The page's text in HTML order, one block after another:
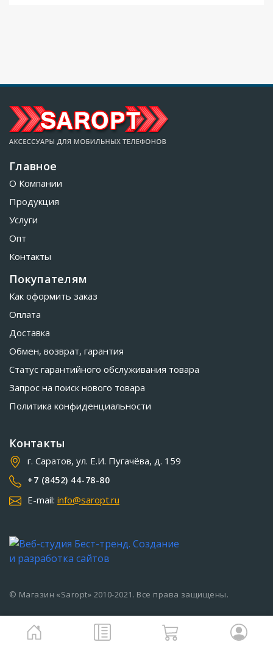
Главное
О Компании
Продукция
Услуги
Опт
Контакты
Покупателям
Как оформить заказ
Оплата
Доставка
Обмен, возврат, гарантия
Статус гарантийного обслуживания товара
Запрос на поиск нового товара
Политика конфиденциальности
Контакты
г. Саратов, ул. Е.И. Пугачёва, д. 159
+7 (8452) 44-78-80
E-mail: info@saropt.ru
© Магазин «Saropt» 2010-2021. Все права защищены.